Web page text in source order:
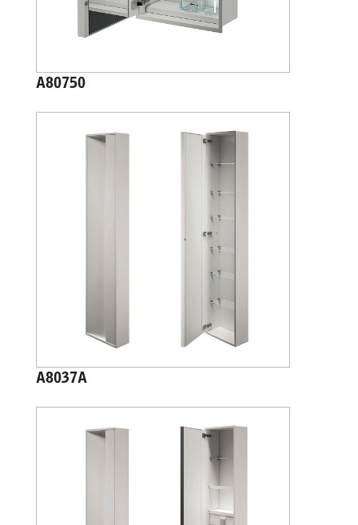
A80750
A8037A